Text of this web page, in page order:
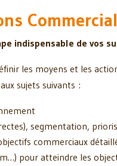
indispensable de vos
les moyens et les
sujets suivants :
segmentation,
commerciaux
pour atteindre les